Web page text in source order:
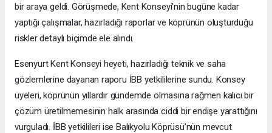
bir araya geldi. Görüşmede, Kent Konseyi'nin bugüne kadar
yaptığı çalışmalar, hazırladığı raporlar ve köprünün oluşturduğu
riskler detaylı biçimde ele alındı.
Esenyurt Kent Konseyi heyeti, hazırladığı teknik ve saha
gözlemlerine dayanan raporu İBB yetkililerine sundu. Konsey
üyeleri, köprünün yıllardır gündemde olmasına rağmen kalıcı bir
çözüm üretilmemesinin halk arasında ciddi bir endişe yarattığını
vurguladı. İBB yetkilileri ise Balıkyolu Köprüsü’nün mevcut